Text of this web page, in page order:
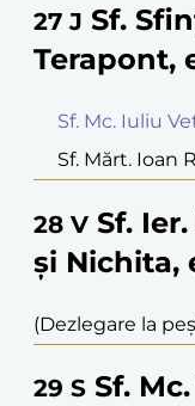
27 J Sf.
Terapont,
Sf. Mc. Iuliu
Sf. Mărt. Ioan
28 V Sf.
și Nichita,
(Dezlegare la
29 S Sf.